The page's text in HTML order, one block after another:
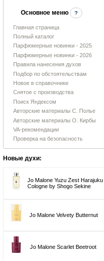
Основное меню ?
Главная страница
Полный каталог
Парфюмерные новинки - 2025
Парфюмерные новинки - 2026
Правила нанесения духов
Подбор по обстоятельствам
Новое в справочнике
Снятое с производства
Поиск Яндексом
Авторские материалы С. Полье
Авторские материалы О. Кирбы
VA-рекомендации
Проверка на безопасность
Новые духи:
Jo Malone Yuzu Zest Harajuku
Cologne by Shogo Sekine
Jo Malone Velvety Butternut
Jo Malone Scarlet Beetroot